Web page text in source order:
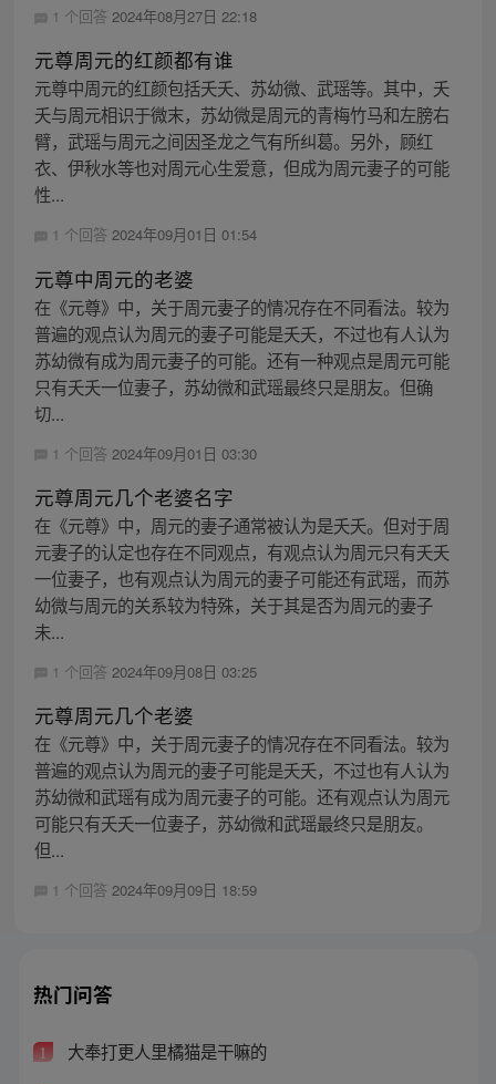
1 个回答 2024年08月27日 22:18
元尊周元的红颜都有谁
元尊中周元的红颜包括夭夭、苏幼微、武瑶等。其中，夭
夭与周元相识于微末，苏幼微是周元的青梅竹马和左膀右
臂，武瑶与周元之间因圣龙之气有所纠葛。另外，顾红
衣、伊秋水等也对周元心生爱意，但成为周元妻子的可能
性...
1 个回答 2024年09月01日 01:54
元尊中周元的老婆
在《元尊》中，关于周元妻子的情况存在不同看法。较为
普遍的观点认为周元的妻子可能是夭夭，不过也有人认为
苏幼微有成为周元妻子的可能。还有一种观点是周元可能
只有夭夭一位妻子，苏幼微和武瑶最终只是朋友。但确
切...
1 个回答 2024年09月01日 03:30
元尊周元几个老婆名字
在《元尊》中，周元的妻子通常被认为是夭夭。但对于周
元妻子的认定也存在不同观点，有观点认为周元只有夭夭
一位妻子，也有观点认为周元的妻子可能还有武瑶，而苏
幼微与周元的关系较为特殊，关于其是否为周元的妻子
未...
1 个回答 2024年09月08日 03:25
元尊周元几个老婆
在《元尊》中，关于周元妻子的情况存在不同看法。较为
普遍的观点认为周元的妻子可能是夭夭，不过也有人认为
苏幼微和武瑶有成为周元妻子的可能。还有观点认为周元
可能只有夭夭一位妻子，苏幼微和武瑶最终只是朋友。
但...
1 个回答 2024年09月09日 18:59
热门问答
1 大奉打更人里橘猫是干嘛的